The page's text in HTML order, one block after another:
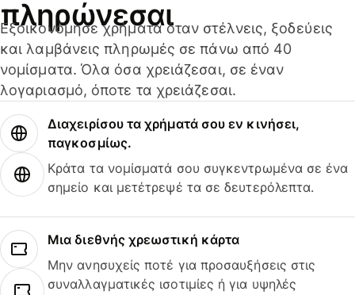
πληρώνεσαι
Εξοικονόμησε χρήματα όταν στέλνεις, ξοδεύεις
και λαμβάνεις πληρωμές σε πάνω από 40
νομίσματα. Όλα όσα χρειάζεσαι, σε έναν
λογαριασμό, όποτε τα χρειάζεσαι.
Διαχειρίσου τα χρήματά σου εν κινήσει,
παγκοσμίως.
Κράτα τα νομίσματά σου συγκεντρωμένα σε ένα
σημείο και μετέτρεψέ τα σε δευτερόλεπτα.
Μια διεθνής χρεωστική κάρτα
Μην ανησυχείς ποτέ για προσαυξήσεις στις
συναλλαγματικές ισοτιμίες ή για υψηλές